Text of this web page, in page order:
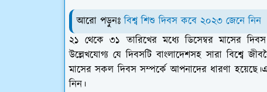
আরো পড়ুনঃ বিশ্ব শিশু দিবস কবে ২০২৩ জেনে নিন
২১ থেকে ৩১ তারিখের মধ্যে ডিসেম্বর মাসের
উল্লেখযোগ্য যে দিবসটি বাংলাদেশসহ সারা বিশ্বে
মাসের সকল দিবস সম্পর্কে আপনাদের ধারণা
নিন।